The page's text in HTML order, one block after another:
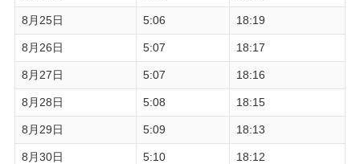
8月25日 5:06 18:19
8月26日 5:07 18:17
8月27日 5:07 18:16
8月28日 5:08 18:15
8月29日 5:09 18:13
8月30日 5:10 18:12